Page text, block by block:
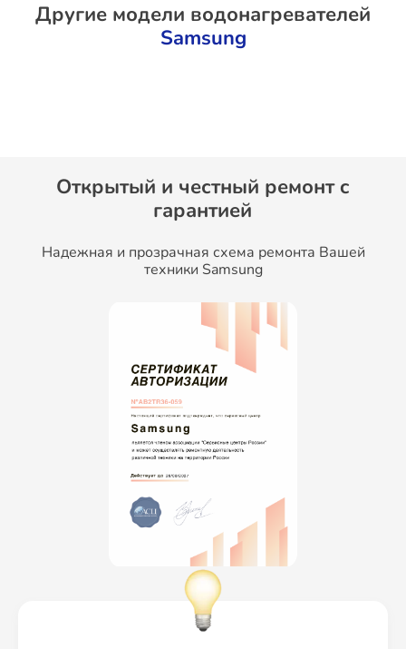
Другие модели водонагревателей
Samsung
Открытый и честный ремонт c
гарантией
Надежная и прозрачная схема ремонта Вашей
техники Samsung